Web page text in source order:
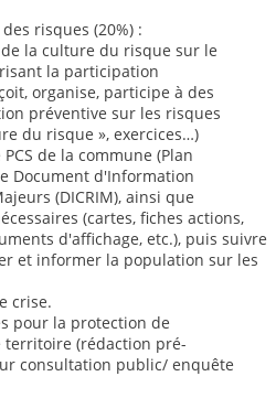
risques (20%) :
la culture du risque sur le
la participation
organise, participe à des
préventive sur les risques
du risque », exercices…)
de la commune (Plan
Document d'Information
(DICRIM), ainsi que
(cartes, fiches actions,
d'affichage, etc.), puis suivre
et informer la population sur les
crise.
pour la protection de
territoire (rédaction pré-
consultation public/ enquête